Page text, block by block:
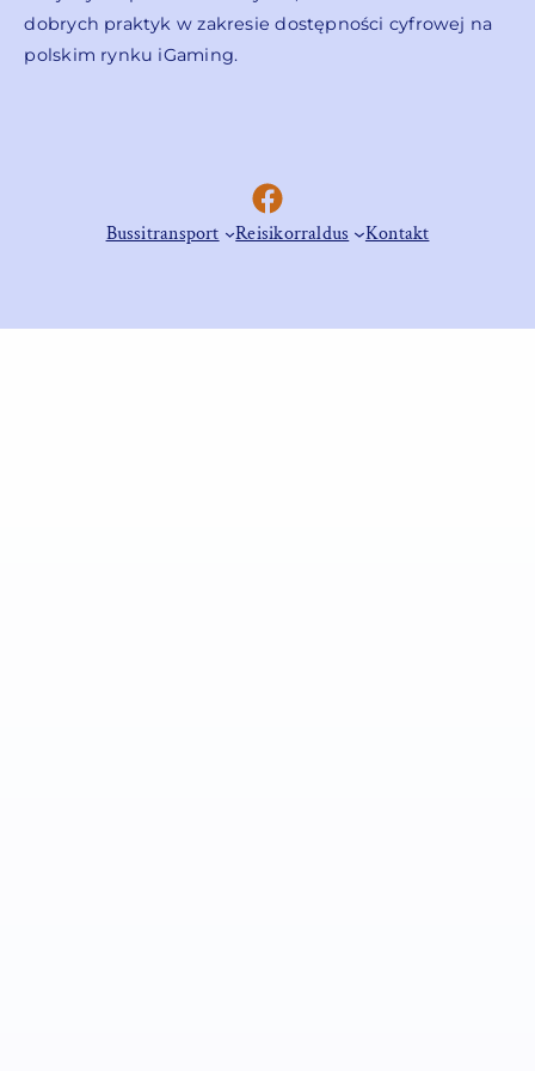
dobrych praktyk w zakresie dostępności cyfrowej na
polskim rynku iGaming.
Facebook
Bussitransport Reisikorraldus Kontakt